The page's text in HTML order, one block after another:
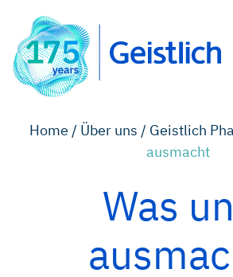
Home / Über uns / Geistlich
ausmacht
Was